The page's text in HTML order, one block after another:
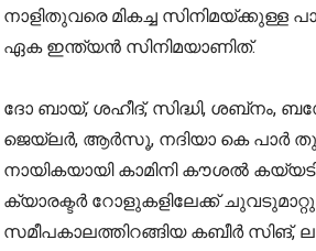
നാളിതുവരെ മികച്ച സിനിമയ്ക്കുള്ള
ഏക ഇന്ത്യന്‍ സിനിമയാണിത്.
ദോ ബായ്, ശഹീദ്, സിദ്ധി, ശബ്‌നം,
ജെയ്‌ലര്‍, ആര്‍സൂ, നദിയാ കെ പാര്‍
നായികയായി കാമിനി കൗശല്‍ കയ്യടി
ക്യാരക്ടര്‍ റോളുകളിലേക്ക്
സമീപകാലത്തിറങ്ങിയ കബീര്‍ സിങ്,